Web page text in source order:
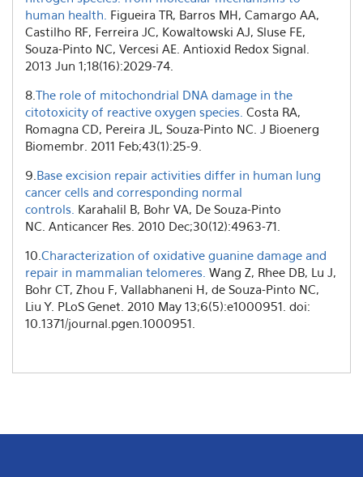
human health. Figueira TR, Barros MH, Camargo AA,
Castilho RF, Ferreira JC, Kowaltowski AJ, Sluse FE,
Souza-Pinto NC, Vercesi AE. Antioxid Redox Signal.
2013 Jun 1;18(16):2029-74.
8. The role of mitochondrial DNA damage in the
citotoxicity of reactive oxygen species. Costa RA,
Romagna CD, Pereira JL, Souza-Pinto NC. J Bioenerg
Biomembr. 2011 Feb;43(1):25-9.
9. Base excision repair activities differ in human lung
cancer cells and corresponding normal
controls. Karahalil B, Bohr VA, De Souza-Pinto
NC. Anticancer Res. 2010 Dec;30(12):4963-71.
10. Characterization of oxidative guanine damage and
repair in mammalian telomeres. Wang Z, Rhee DB, Lu J,
Bohr CT, Zhou F, Vallabhaneni H, de Souza-Pinto NC,
Liu Y. PLoS Genet. 2010 May 13;6(5):e1000951. doi:
10.1371/journal.pgen.1000951.